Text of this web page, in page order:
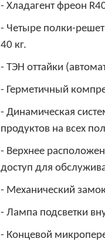
- Хладагент фреон
- Четыре полки-
40 кг.
- ТЭН оттайки
- Герметичный
- Динамическая
продуктов на всех
- Верхнее
доступ для
- Механический
- Лампа подсветки
- Концевой